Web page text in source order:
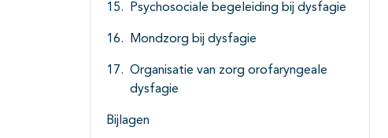
Psychosociale begeleiding bij dysfagie
Mondzorg bij dysfagie
Organisatie van zorg orofaryngeale
dysfagie
Bijlagen